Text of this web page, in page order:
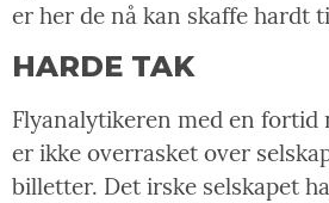
er her de nå kan skaffe hardt
HARDE TAK
Flyanalytikeren med en fortid
er ikke overrasket over
billetter. Det irske selskapet